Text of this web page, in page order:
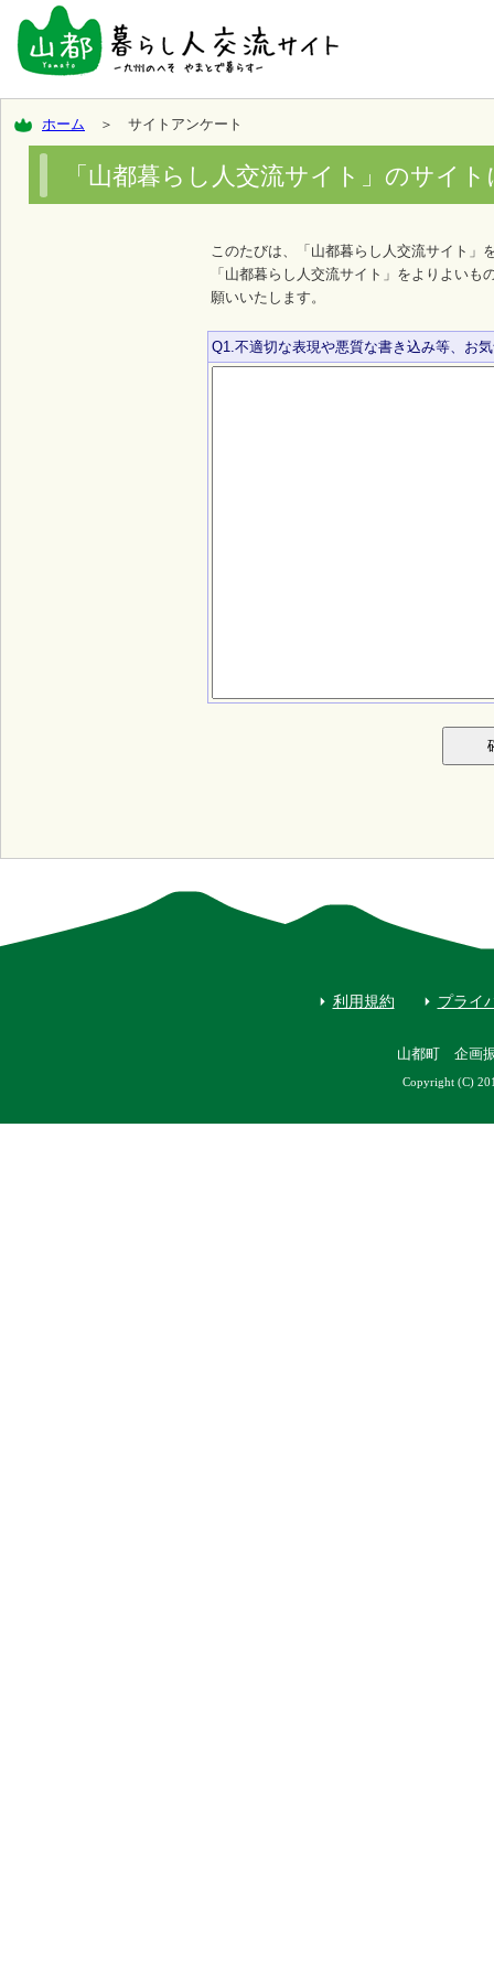
ホーム ＞ サイトアンケート
「山都暮らし人交流サイト」のサイ
このたびは、「山都暮らし人交流サイト」
「山都暮らし人交流サイト」をよりよい
願いいたします。
Q1.不適切な表現や悪質な書き込み等、お
利用規約 プライ
山都町 企画
Copyright (C)